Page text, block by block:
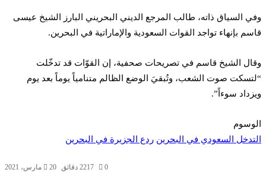
وفي السياق ذاته، طالب المرجع الديني البحريني البارز الشيخ عيسى
قاسم بإنهاء تواجد القوات السعودية والإماراتية في البحرين.
وقال الشيخ قاسم في تصريحات صحفية، إن القوّات قد تدخّلت
“لتسكت صوت الشعب، وتُبقيَ الوضع الظالم متنامياً يوماً بعد يوم
ويزداد سوءاً”.
الوسوم
التدخل السعودي في البحرين ردع الجزيرة في البحرين
20 مارس، 2021 0
2172 دقائق